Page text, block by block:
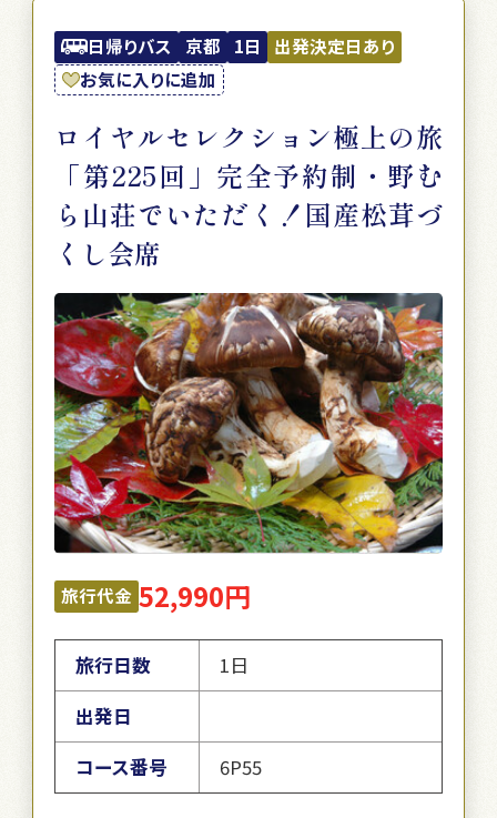
日帰りバス 京都 1日
出発決定日あり
お気に入りに追加
ロイヤルセレクション極上の旅
「第225回」完全予約制・野む
ら山荘でいただく！国産松茸づ
くし会席
旅行代金 52,990円
旅行日数
1日
出発日
コース番号
6P55